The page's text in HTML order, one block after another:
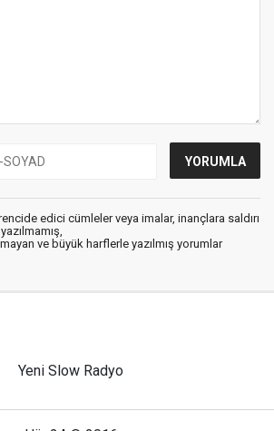
edici cümleler veya imalar, inançlara saldırı
ve büyük harflerle yazılmış yorumlar
Yeni Slow Radyo